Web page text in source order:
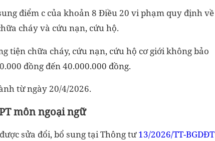
điểm c của khoản 8 Điều 20 vi phạm quy định về
cháy và cứu nạn, cứu hộ.
tiện chữa cháy, cứu nạn, cứu hộ cơ giới không bảo
đồng đến 40.000.000 đồng.
từ ngày 20/4/2026.
môn ngoại ngữ
sửa đổi, bổ sung tại Thông tư13/2026/TT-BGDĐT